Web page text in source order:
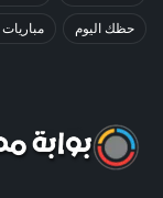
حظك اليوم مباريات